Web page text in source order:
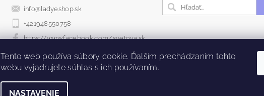
info@ladyeshop.sk
+421948550758
https://www.facebook.com/svetova.sk
Tento web používa súbory cookie. Ďalším prechádzaním tohto
webu vyjadrujete súhlas s ich používaním.
NASTAVENIE